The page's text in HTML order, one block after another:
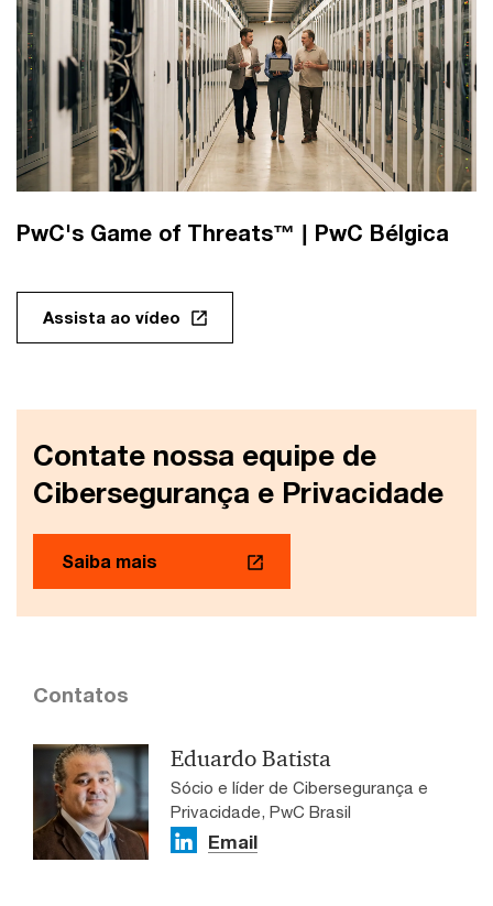
PwC's Game of Threats™ | PwC Bélgica
Assista ao vídeo
Contate nossa equipe de
Cibersegurança e Privacidade
Saiba mais
Contatos
Eduardo Batista
Sócio e líder de Cibersegurança e
Privacidade, PwC Brasil
Email